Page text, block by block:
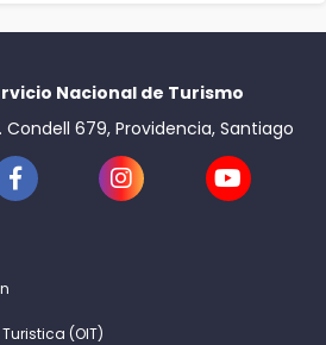
Nacional de Turismo
Condell 679, Providencia, Santiago
(OIT)